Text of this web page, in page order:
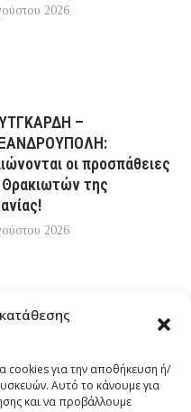
cookies για την αποθήκευση ή/
Αυτό το κάνουμε για
και να προβάλλουμε
2026
–
οι προσπάθειες
της
2026